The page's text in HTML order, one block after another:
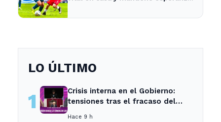
LO ÚLTIMO
1
Crisis interna en el Gobierno:
tensiones tras el fracaso del
Hace 9 h